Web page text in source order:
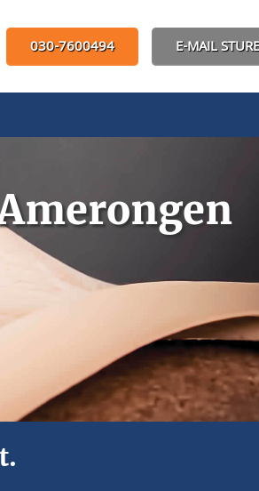
030-7600494 E-MAIL